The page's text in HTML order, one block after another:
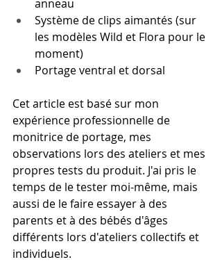
anneau
Système de clips aimantés (sur
les modèles Wild et Flora pour le
moment)
Portage ventral et dorsal
Cet article est basé sur mon
expérience professionnelle de
monitrice de portage, mes
observations lors des ateliers et mes
propres tests du produit. J'ai pris le
temps de le tester moi-même, mais
aussi de le faire essayer à des
parents et à des bébés d'âges
différents lors d'ateliers collectifs et
individuels.